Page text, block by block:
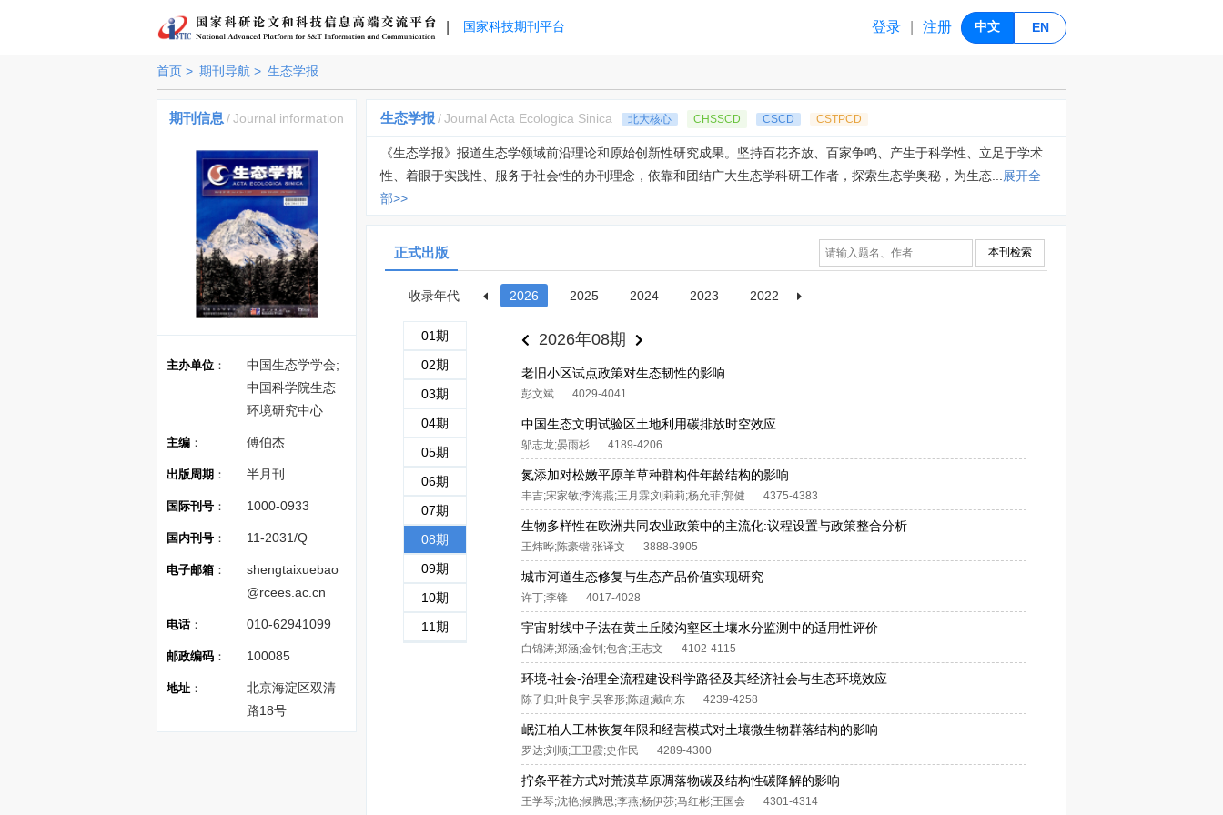
国家科技期刊平台 登录 注册 中文 EN
首页 > 期刊导航 > 生态学报
期刊信息 /Journal information
主办单位 ：
中国生态学学会;
中国科学院生态
环境研究中心
主编 ： 傅伯杰
出版周期 ： 半月刊
国际刊号 ： 1000-0933
国内刊号 ： 11-2031/Q
电子邮箱 ：
shengtaixuebao
@rcees.ac.cn
电话 ： 010-62941099
邮政编码 ： 100085
地址 ：
北京海淀区双清
路18号
生态学报/Journal Acta Ecologica Sinica 北大核心 CHSSCD CSCD CSTPCD
《生态学报》报道生态学领域前沿理论和原始创新性研究成果。坚持百花齐放、百家争鸣、产生于科学性、立足于学术
性、着眼于实践性、服务于社会性的办刊理念，依靠和团结广大生态学科研工作者，探索生态学奥秘，为生态...
展开全
部>>
正式出版 本刊检索
收录年代 2026 2025 2024 2023 2022
01期
02期
03期
04期
05期
06期
07期
08期
09期
10期
11期
2026年08期
老旧小区试点政策对生态韧性的影响
彭文斌 4029-4041
中国生态文明试验区土地利用碳排放时空效应
邬志龙;晏雨杉 4189-4206
氮添加对松嫩平原羊草种群构件年龄结构的影响
丰吉;宋家敏;李海燕;王月霖;刘莉莉;杨允菲;郭健 4375-4383
生物多样性在欧洲共同农业政策中的主流化:议程设置与政策整合分析
王炜晔;陈豪锴;张译文 3888-3905
城市河道生态修复与生态产品价值实现研究
许丁;李锋 4017-4028
宇宙射线中子法在黄土丘陵沟壑区土壤水分监测中的适用性评价
白锦涛;郑涵;金钊;包含;王志文 4102-4115
环境-社会-治理全流程建设科学路径及其经济社会与生态环境效应
陈子归;叶良宇;吴客形;陈超;戴向东 4239-4258
岷江柏人工林恢复年限和经营模式对土壤微生物群落结构的影响
罗达;刘顺;王卫霞;史作民 4289-4300
拧条平茬方式对荒漠草原凋落物碳及结构性碳降解的影响
王学琴;沈艳;候腾思;李燕;杨伊莎;马红彬;王国会 4301-4314